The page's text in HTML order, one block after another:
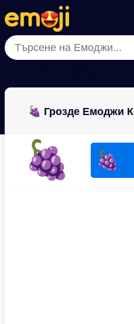
Menu
Close
Menu
Close
🍇 Грозде Емоджи
🍇 🍇